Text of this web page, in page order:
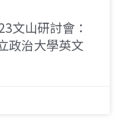
文山研討會：
政治大學英文